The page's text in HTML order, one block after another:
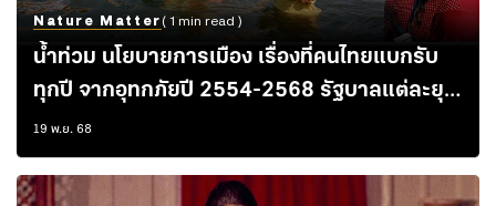
Nature Matter ( 1 min read )
น้ำท่วม นโยบายการเมือง เรื่องที่คนไทยแบกรับ
ทุกปี จากอุทกภัยปี 2554-2568 รัฐบาลแต่ละยุค
แก้ปัญหาต่างกันอย่างไร?
19 พ.ย. 68